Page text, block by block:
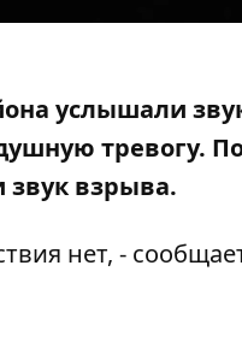
услышали
тревогу.
взрыва.
нет, -